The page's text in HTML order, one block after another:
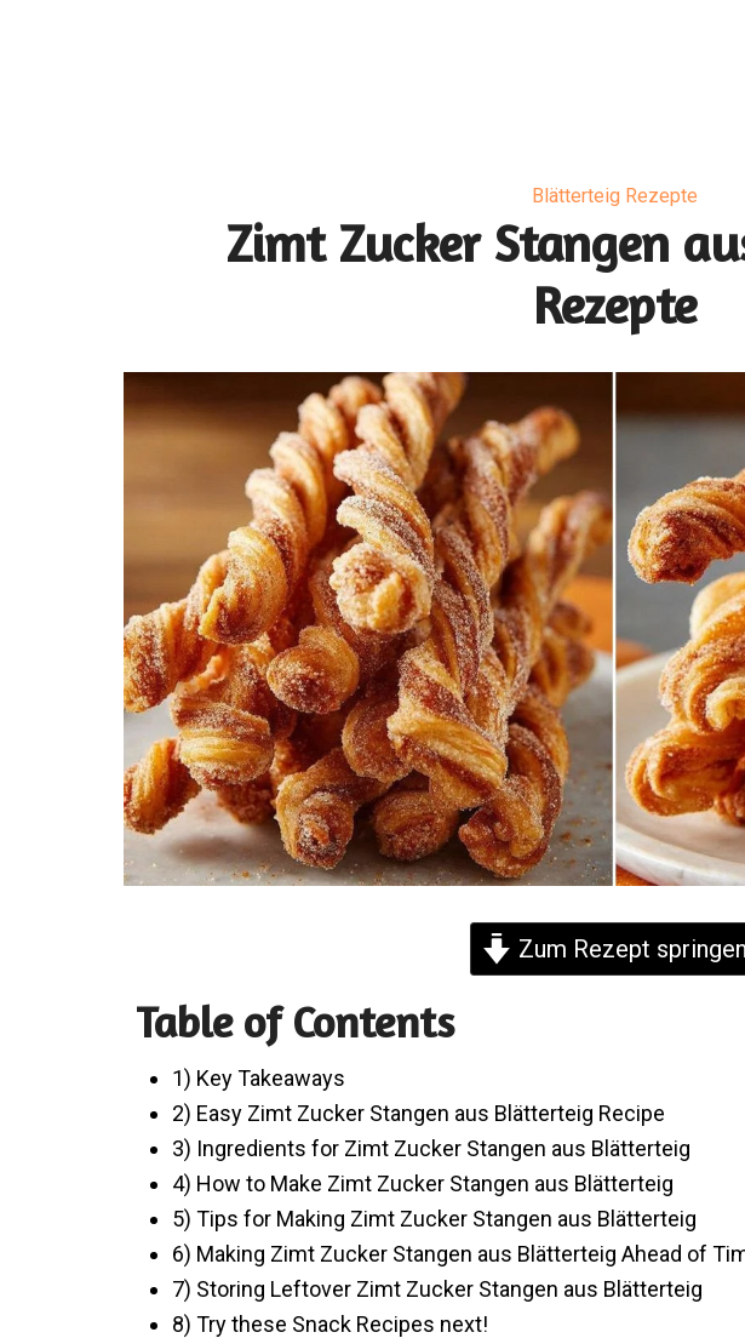
Blätterteig Rezepte
Zimt Zucker Stangen
Rezepte
Zum Rezept springen
Table of Contents
1) Key Takeaways
2) Easy Zimt Zucker Stangen aus Blätterteig Recipe
3) Ingredients for Zimt Zucker Stangen aus Blätterteig
4) How to Make Zimt Zucker Stangen aus Blätterteig
5) Tips for Making Zimt Zucker Stangen aus Blätterteig
6) Making Zimt Zucker Stangen aus Blätterteig Ahead of
7) Storing Leftover Zimt Zucker Stangen aus Blätterteig
8) Try these Snack Recipes next!